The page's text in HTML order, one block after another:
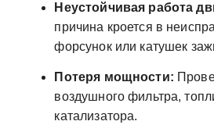
Неустойчивая работа
причина кроется в
форсунок или катушек
Потеря мощности:
воздушного фильтра,
катализатора.